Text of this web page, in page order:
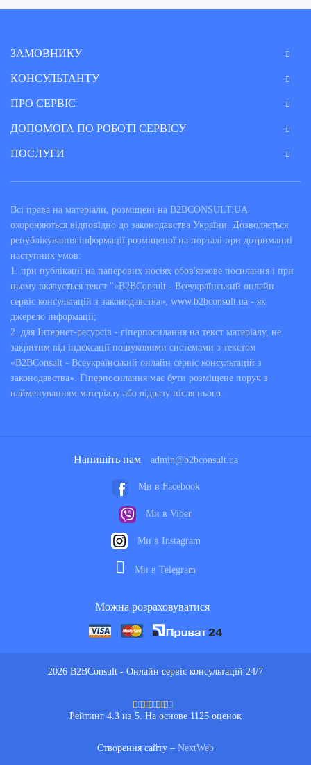
ЗАМОВНИКУ
КОНСУЛЬТАНТУ
ПРО СЕРВІС
ДОПОМОГА ПО РОБОТІ СЕРВІСУ
ПОСЛУГИ
Всі права на матеріали, розміщені на B2BCONSULT.UA
охороняються відповідно до законодавства України. Дозволяється
републікування інформації розміщеної на порталі при дотриманні
наступних умов:
1. при публікації на паперових носіях обов'язкове посилання і при
цьому вказується текст "«B2BConsult - Всеукраїнський онлайн
сервіс консультацій з законодавства», www.b2bconsult.ua - як
джерело інформації;
2. для Інтернет-ресурсів - гіперпосилання на текст матеріалу, не
закритим від індексації пошуковими системами з текстом
«B2BConsult - Всеукраїнський онлайн сервіс консультацій з
законодавства». Гіперпосилання має бути розміщене поруч з
найменуванням матеріалу або відразу після нього.
2026 B2BConsult - Онлайн сервіс консультацій 24/7
Рейтинг 4.3 из 5. На основе 1125 оценок
Створення сайту – NextWeb
Напишіть нам admin@b2bconsult.ua
Ми в Facebook
Ми в Viber
Ми в Instagram
Ми в Telegram
Можна розраховуватися